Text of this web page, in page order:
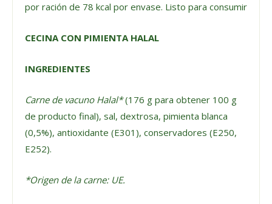
por ración de 78 kcal por envase. Listo para consumir
CECINA CON PIMIENTA HALAL
INGREDIENTES
Carne de vacuno Halal*(176 g para obtener 100 g
de producto final), sal, dextrosa, pimienta blanca
(0,5%), antioxidante (E301), conservadores (E250,
E252).
*Origen de la carne: UE.